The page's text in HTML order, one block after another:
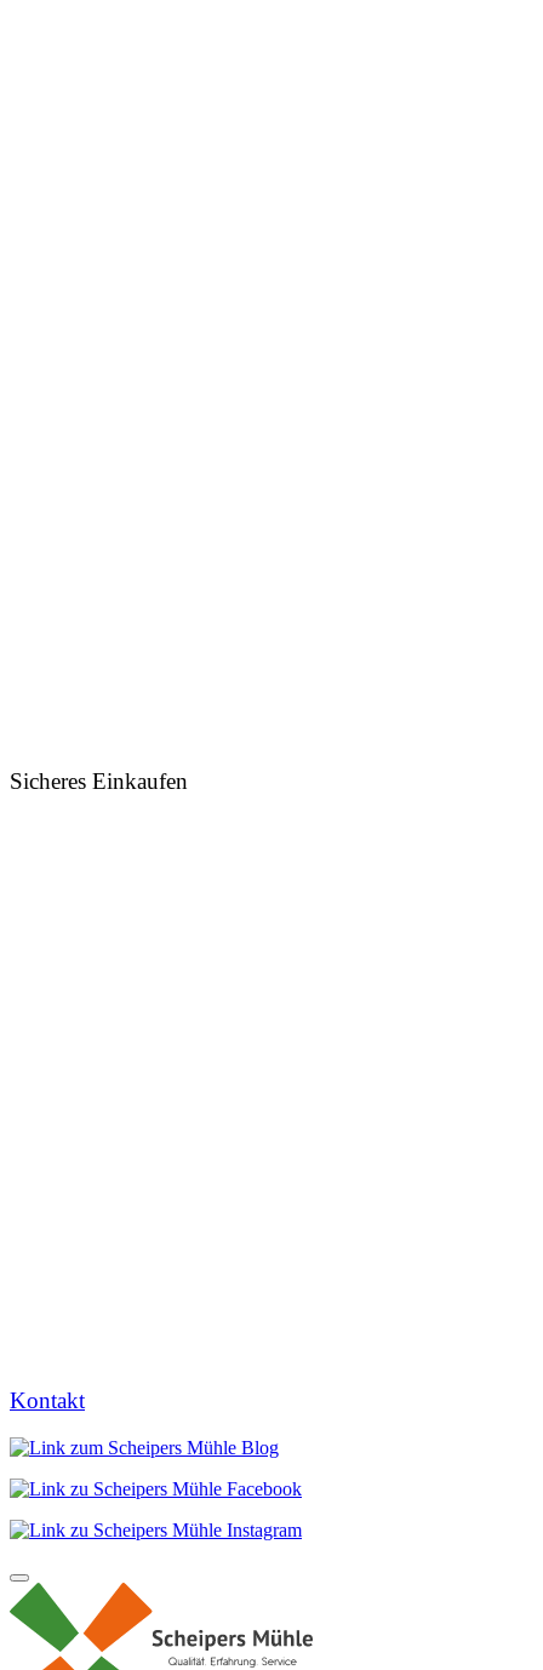
Sicheres Einkaufen
Kontakt